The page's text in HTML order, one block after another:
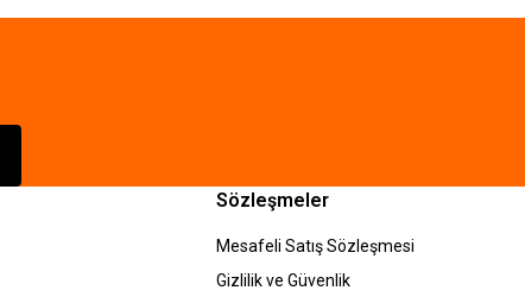
Sözleşmeler
Mesafeli Satış Sözleşmesi
Gizlilik ve Güvenlik